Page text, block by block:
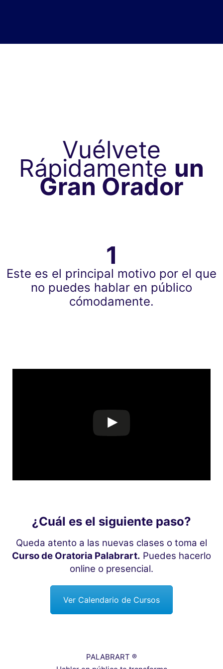
Vuélvete
Rápidamente un
Gran Orador
1
Este es el principal motivo por el que
no puedes hablar en público
cómodamente.
¿Cuál es el siguiente paso?
Queda atento a las nuevas clases o toma el
Curso de Oratoria Palabrart. Puedes hacerlo
online o presencial.
Ver Calendario de Cursos
PALABRART ®